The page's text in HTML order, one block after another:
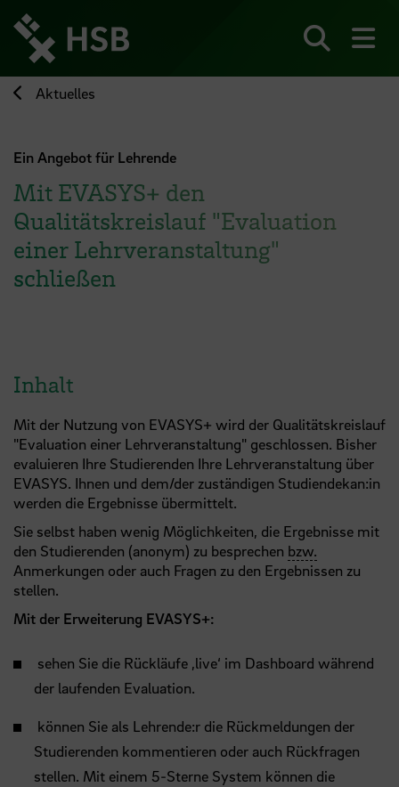
zum
Seiteninhalt
springen
Aktuelles
Ein Angebot für Lehrende
Mit EVASYS+ den
Qualitätskreislauf "Evaluation
einer Lehrveranstaltung"
schließen
Inhalt
Mit der Nutzung von EVASYS+ wird der Qualitätskreislauf
"Evaluation einer Lehrveranstaltung" geschlossen. Bisher
evaluieren Ihre Studierenden Ihre Lehrveranstaltung über
EVASYS. Ihnen und dem/der zuständigen Studiendekan:in
werden die Ergebnisse übermittelt.
Sie selbst haben wenig Möglichkeiten, die Ergebnisse mit
den Studierenden (anonym) zu besprechen bzw.
Anmerkungen oder auch Fragen zu den Ergebnissen zu
stellen.
Mit der Erweiterung EVASYS+:
sehen Sie die Rückläufe ‚live‘ im Dashboard während
der laufenden Evaluation.
können Sie als Lehrende:r die Rückmeldungen der
Studierenden kommentieren oder auch Rückfragen
stellen. Mit einem 5-Sterne System können die